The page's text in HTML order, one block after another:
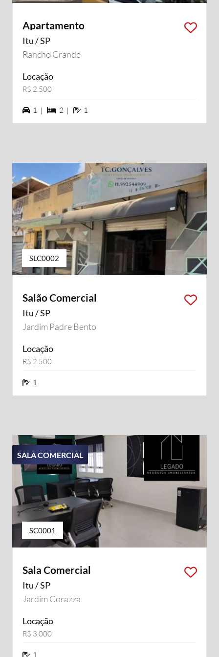
Apartamento
Itu / SP
Rancho Grande
Locação
R$ 2.500
1 vagas na garagem
1 | 2 dormiórios
2 | 1 banheiros
1
SLC0002
Salão Comercial
Itu / SP
Jardim Padre Bento
Locação
R$ 2.500
1 banheiros
1
SALA COMERCIAL
SC0001
Sala Comercial
Itu / SP
Jardim Corazza
Locação
R$ 3.000
1 banheiros
1